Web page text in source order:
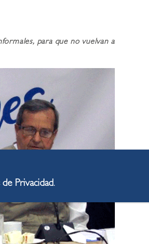
para que no vuelvan a
de Privacidad.